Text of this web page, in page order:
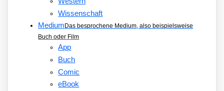
Wissenschaft
Medium Das besprochene Medium, also beispielsweise
Buch oder Film
App
Buch
Comic
eBook